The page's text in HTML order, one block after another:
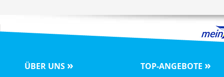
ÜBER UNS » TOP-ANGEBOTE »